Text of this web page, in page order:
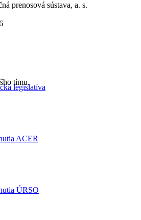
legislatíva
ACER
ÚRSO
prenosová sústava, a. s.
tímu.